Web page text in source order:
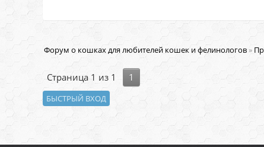
Форум о кошках для любителей кошек и фелинологов »
Страница 1 из 1
1